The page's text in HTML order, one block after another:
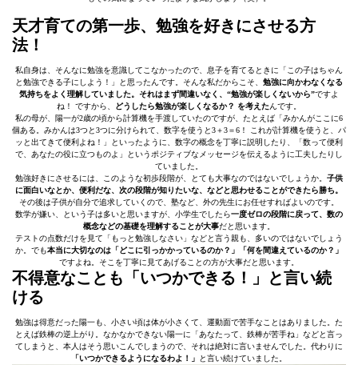
天才育ての第一歩、勉強を好きにさせる方
法！
私自身は、そんなに勉強を意識してこなかったので、息子を育てるときに「この子はちゃん
と勉強できる子にしよう！」と思ったんです。そんな私だからこそ、 勉強に向かわなくなる
気持ちをよく理解していました。それはまず間違いなく、“勉強が楽しくないから”ですよ
ね！ ですから、 どうしたら勉強が楽しくなるか？ を考えたんです。
私の母が、陽一が2歳の頃から計算機を手渡していたのですが、たとえば「みかんがここに6
個ある。みかんは3つと3つに分けられて、数字を使うと3＋3＝6！ これが計算機を使うと、パ
ッと出てきて便利よね！」といったように、数字の概念を丁寧に説明したり、「数って便利
で、あなたの役に立つものよ」というポジティブなメッセージを伝えるように工夫したりし
ていました。
勉強好きにさせるには、このような初歩段階が、とても大事なのではないでしょうか。 子供
に面白いなとか、便利だな、次の段階が知りたいな、などと思わせることができたら勝ち。
その後は子供が自分で追求していくので、塾など、外の先生にお任せすればよいのです。
数学が嫌い、という子は多いと思いますが、小学生でしたら一度ゼロの段階に戻って、数の
概念などの基礎を理解することが大事だと思います。
テストの点数だけを見て「もっと勉強しなさい」などと言う親も、多いのではないでしょう
か。でも本当に大切なのは「どこに引っかかっているのか？」「何を間違えているのか？」
ですよね。そこを丁寧に見てあげることの方が大事だと思います。
不得意なことも「いつかできる！」と言い続
ける
勉強は得意だった陽一も、小さい頃は体が小さくて、運動面で苦手なことはありました。た
とえば鉄棒の逆上がり。なかなかできない陽一に「あなたって、鉄棒が苦手ね」などと言っ
てしまうと、本人はそう思いこんでしまうので、それは絶対に言いませんでした。代わりに
「いつかできるようになるわよ！」
と言い続けていました。